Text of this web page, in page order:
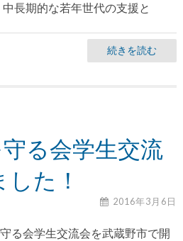
長期的な若年世代の支援と
続きを読む
る会学生交流
た！
2016年3月6日
る会学生交流会を武蔵野市で開